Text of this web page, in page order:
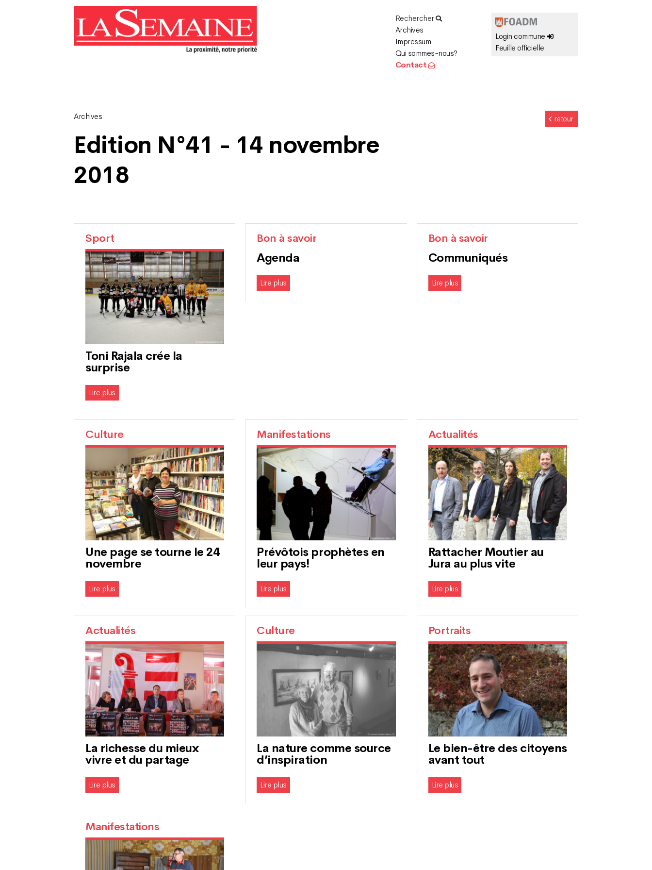
Rechercher
Archives
Impressum
Qui sommes-nous?
Contact
Login commune
Feuille officielle
Archives
Edition N°41 - 14 novembre
2018
retour
Sport
Toni Rajala crée la
surprise
Lire plus
Bon à savoir
Agenda
Lire plus
Bon à savoir
Communiqués
Lire plus
Culture
Une page se tourne le 24
novembre
Lire plus
Manifestations
Prévôtois prophètes en
leur pays!
Lire plus
Actualités
Rattacher Moutier au
Jura au plus vite
Lire plus
Actualités
La richesse du mieux
vivre et du partage
Lire plus
Culture
La nature comme source
d’inspiration
Lire plus
Portraits
Le bien-être des citoyens
avant tout
Lire plus
Manifestations